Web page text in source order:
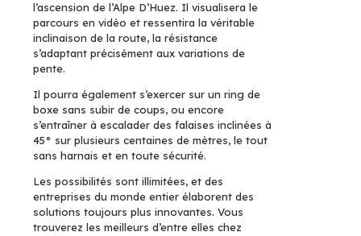
l’ascension de l’Alpe D’Huez. Il visualisera le
parcours en vidéo et ressentira la véritable
inclinaison de la route, la résistance
s’adaptant précisément aux variations de
pente.
Il pourra également s’exercer sur un ring de
boxe sans subir de coups, ou encore
s’entraîner à escalader des falaises inclinées à
45° sur plusieurs centaines de mètres, le tout
sans harnais et en toute sécurité.
Les possibilités sont illimitées, et des
entreprises du monde entier élaborent des
solutions toujours plus innovantes. Vous
trouverez les meilleurs d’entre elles chez